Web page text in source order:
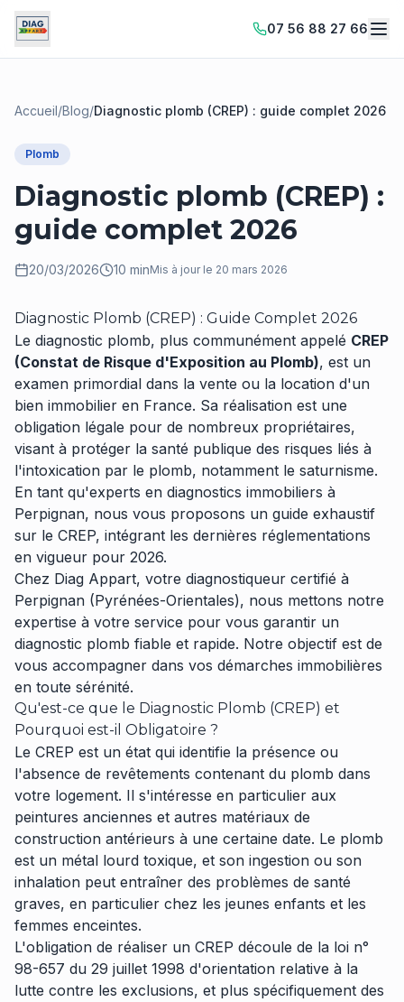
07 56 88 27 66
Accueil/Blog/Diagnostic plomb (CREP) : guide complet 2026
Plomb
Diagnostic plomb (CREP) :
guide complet 2026
20/03/2026 10 minMis à jour le 20 mars 2026
Diagnostic Plomb (CREP) : Guide Complet 2026
Le diagnostic plomb, plus communément appelé CREP
(Constat de Risque d'Exposition au Plomb), est un
examen primordial dans la vente ou la location d'un
bien immobilier en France. Sa réalisation est une
obligation légale pour de nombreux propriétaires,
visant à protéger la santé publique des risques liés à
l'intoxication par le plomb, notamment le saturnisme.
En tant qu'experts en diagnostics immobiliers à
Perpignan, nous vous proposons un guide exhaustif
sur le CREP, intégrant les dernières réglementations
en vigueur pour 2026.
Chez Diag Appart, votre diagnostiqueur certifié à
Perpignan (Pyrénées-Orientales), nous mettons notre
expertise à votre service pour vous garantir un
diagnostic plomb fiable et rapide. Notre objectif est de
vous accompagner dans vos démarches immobilières
en toute sérénité.
Qu'est-ce que le Diagnostic Plomb (CREP) et
Pourquoi est-il Obligatoire ?
Le CREP est un état qui identifie la présence ou
l'absence de revêtements contenant du plomb dans
votre logement. Il s'intéresse en particulier aux
peintures anciennes et autres matériaux de
construction antérieurs à une certaine date. Le plomb
est un métal lourd toxique, et son ingestion ou son
inhalation peut entraîner des problèmes de santé
graves, en particulier chez les jeunes enfants et les
femmes enceintes.
L'obligation de réaliser un CREP découle de la loi n°
98-657 du 29 juillet 1998 d'orientation relative à la
lutte contre les exclusions, et plus spécifiquement des